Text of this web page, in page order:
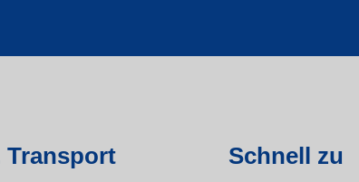
Transport Schnell zu